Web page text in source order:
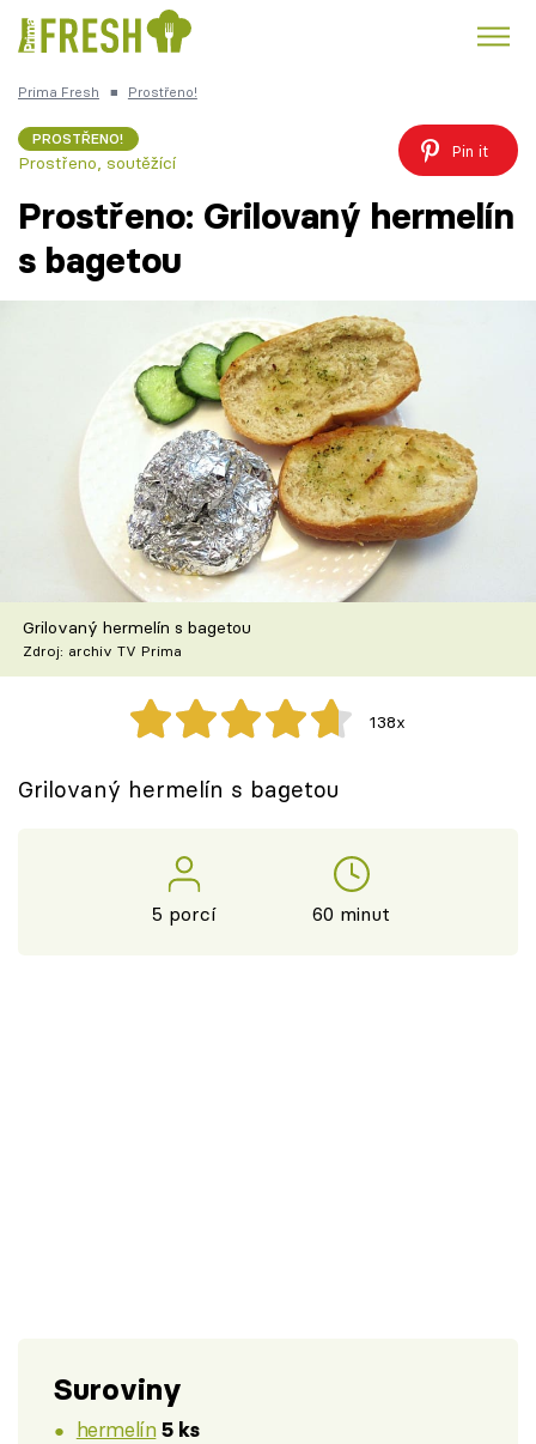
Česká kuchyně
TV Program
Škola vaření
Recepty z TV
Speciál: Cuketa
Těhotnej kuchař
Sledujte prima+
Prima Fresh ■ Prostřeno!
PROSTŘENO!
Prostřeno, soutěžící
Pin it
Prostřeno: Grilovaný hermelín
s bagetou
Grilovaný hermelín s bagetou
Zdroj: archiv TV Prima
138x
Grilovaný hermelín s bagetou
5 porcí 60 minut
Suroviny
hermelín 5 ks